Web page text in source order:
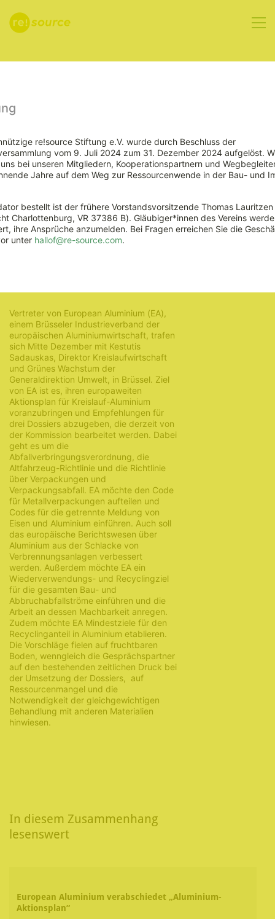
European
trifft DG
Umwelt
Vertreter von European Aluminium (EA),
einem Brüsseler Industrieverband der
europäischen Aluminiumwirtschaft, trafen
sich Mitte Dezember mit Kestutis
Sadauskas, Direktor Kreislaufwirtschaft
und Grünes Wachstum der
Generaldirektion Umwelt, in Brüssel. Ziel
von EA ist es, ihren europaweiten
Aktionsplan für Kreislauf-Aluminium
voranzubringen und Empfehlungen für
drei Dossiers abzugeben, die derzeit von
der Kommission bearbeitet werden. Dabei
geht es um die
Abfallverbringungsverordnung, die
Altfahrzeug-Richtlinie und die Richtlinie
über Verpackungen und
Verpackungsabfall. EA möchte den Code
für Metallverpackungen aufteilen und
Codes für die getrennte Meldung von
Eisen und Aluminium einführen. Auch soll
das europäische Berichtswesen über
Aluminium aus der Schlacke von
Verbrennungsanlagen verbessert
werden. Außerdem möchte EA ein
Wiederverwendungs- und Recyclingziel
für die gesamten Bau- und
Abbruchabfallströme einführen und die
Arbeit an dessen Machbarkeit anregen.
Zudem möchte EA Mindestziele für den
Recyclinganteil in Aluminium etablieren.
Die Vorschläge fielen auf fruchtbaren
Boden, wenngleich die Gesprächspartner
auf den bestehenden zeitlichen Druck bei
der Umsetzung der Dossiers, auf
Ressourcenmangel und die
Notwendigkeit der gleichgewichtigen
Behandlung mit anderen Materialien
hinwiesen.
In diesem Zusammenhang
lesenswert
European Aluminium verabschiedet „Aluminium-
Aktionsplan“
re!source Stiftung e.V. wurde durch Beschluss der
vom 9. Juli 2024 zum 31. Dezember 2024 aufgelöst.
bei unseren Mitgliedern, Kooperationspartnern und
Jahre auf dem Weg zur Ressourcenwende in der Bau- und
bestellt ist der frühere Vorstandsvorsitzende Thomas Lauritzen
Charlottenburg, VR 37386 B). Gläubiger*innen des Vereins
ihre Ansprüche anzumelden. Bei Fragen erreichen Sie die
unter hallof@re-source.com.